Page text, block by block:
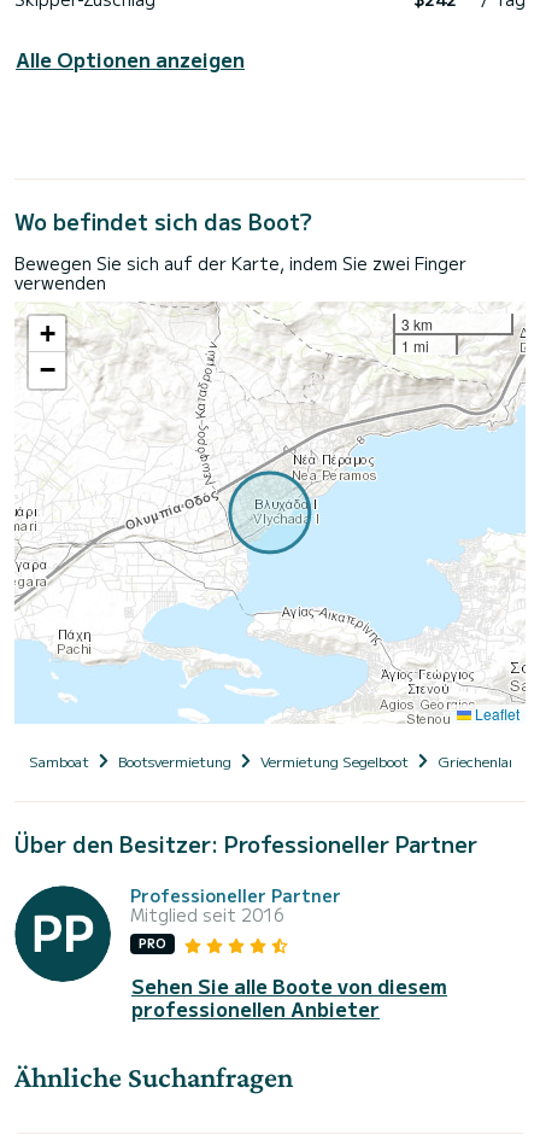
Alle Optionen anzeigen
Wo befindet sich das Boot?
Bewegen Sie sich auf der Karte, indem Sie zwei Finger
verwenden
+
−
3 km
1 mi
Leaflet
Samboat Bootsvermietung Vermietung Segelboot Griechenland
Über den Besitzer: Professioneller Partner
Professioneller Partner
Mitglied seit 2016
PRO
Sehen Sie alle Boote von diesem
professionellen Anbieter
Ähnliche Suchanfragen